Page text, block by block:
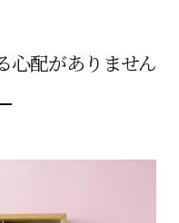
心配がありません